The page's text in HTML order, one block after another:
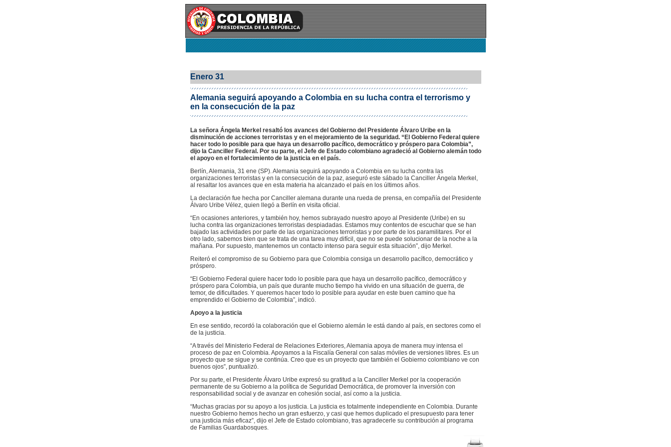
Enero 31
Alemania seguirá apoyando a Colombia en su lucha contra el terrorismo y
en la consecución de la paz
La señora Ángela Merkel resaltó los avances del Gobierno del Presidente Álvaro Uribe en la
disminución de acciones terroristas y en el mejoramiento de la seguridad. “El Gobierno Federal quiere
hacer todo lo posible para que haya un desarrollo pacífico, democrático y próspero para Colombia”,
dijo la Canciller Federal. Por su parte, el Jefe de Estado colombiano agradeció al Gobierno alemán todo
el apoyo en el fortalecimiento de la justicia en el país.
Berlín, Alemania, 31 ene (SP). Alemania seguirá apoyando a Colombia en su lucha contra las
organizaciones terroristas y en la consecución de la paz, aseguró este sábado la Canciller Ángela Merkel,
al resaltar los avances que en esta materia ha alcanzado el país en los últimos años.
La declaración fue hecha por Canciller alemana durante una rueda de prensa, en compañía del Presidente
Álvaro Uribe Vélez, quien llegó a Berlín en visita oficial.
“En ocasiones anteriores, y también hoy, hemos subrayado nuestro apoyo al Presidente (Uribe) en su
lucha contra las organizaciones terroristas despiadadas. Estamos muy contentos de escuchar que se han
bajado las actividades por parte de las organizaciones terroristas y por parte de los paramilitares. Por el
otro lado, sabemos bien que se trata de una tarea muy difícil, que no se puede solucionar de la noche a la
mañana. Por supuesto, mantenemos un contacto intenso para seguir esta situación”, dijo Merkel.
Reiteró el compromiso de su Gobierno para que Colombia consiga un desarrollo pacífico, democrático y
próspero.
“El Gobierno Federal quiere hacer todo lo posible para que haya un desarrollo pacífico, democrático y
próspero para Colombia, un país que durante mucho tiempo ha vivido en una situación de guerra, de
temor, de dificultades. Y queremos hacer todo lo posible para ayudar en este buen camino que ha
emprendido el Gobierno de Colombia”, indicó.
Apoyo a la justicia
En ese sentido, recordó la colaboración que el Gobierno alemán le está dando al país, en sectores como el
de la justicia.
“A través del Ministerio Federal de Relaciones Exteriores, Alemania apoya de manera muy intensa el
proceso de paz en Colombia. Apoyamos a la Fiscalía General con salas móviles de versiones libres. Es un
proyecto que se sigue y se continúa. Creo que es un proyecto que también el Gobierno colombiano ve con
buenos ojos”, puntualizó.
Por su parte, el Presidente Álvaro Uribe expresó su gratitud a la Canciller Merkel por la cooperación
permanente de su Gobierno a la política de Seguridad Democrática, de promover la inversión con
responsabilidad social y de avanzar en cohesión social, así como a la justicia.
“Muchas gracias por su apoyo a los justicia. La justicia es totalmente independiente en Colombia. Durante
nuestro Gobierno hemos hecho un gran esfuerzo, y casi que hemos duplicado el presupuesto para tener
una justicia más eficaz”, dijo el Jefe de Estado colombiano, tras agradecerle su contribución al programa
de Familias Guardabosques.